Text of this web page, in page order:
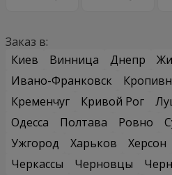
Заказ в:
Киев
Винница Днепр
Ивано-Франковск
Кременчуг
Кривой Рог
Одесса
Полтава Ровно
Ужгород
Харьков Херсон
Черкассы
Черновцы